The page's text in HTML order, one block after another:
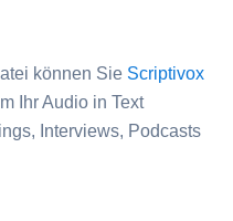
können Sie Scriptivox
Ihr Audio in Text
Interviews, Podcasts